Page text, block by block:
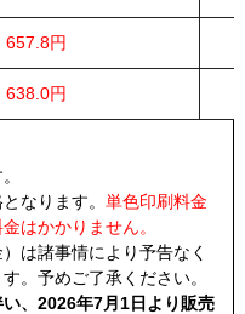
657.8円
638.0円
なります。 単色印刷料金
はかかりません。
は諸事情により予告なく
。予めご了承ください。
、2026年7月1日より販売